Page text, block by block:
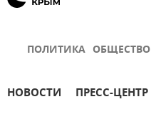
ПОЛИТИКА ОБЩЕСТВО
НОВОСТИ ПРЕСС-ЦЕНТР